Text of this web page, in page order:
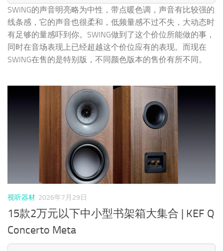
SWING的声音明亮略为中性，带点暖色调，声音有比较强的
线条感，它的声音也很柔和，低频量感不过不失，大动态时
有足够的量感吓到你。SWING做到了这个价位所能做的事，
同时在音场表现上已经超越这个价位应有的表现。而现在
SWING在售的是特别版，不同颜色版本的售价有所不同。
视听器材 2026年7月29日
15款2万元以下中小型书架箱大集合 | KEF Q
Concerto Meta